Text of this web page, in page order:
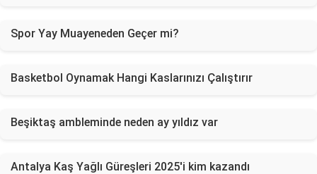
Spor Yay Muayeneden Geçer mi?
Basketbol Oynamak Hangi Kaslarınızı Çalıştırır
Beşiktaş ambleminde neden ay yıldız var
Antalya Kaş Yağlı Güreşleri 2025'i kim kazandı